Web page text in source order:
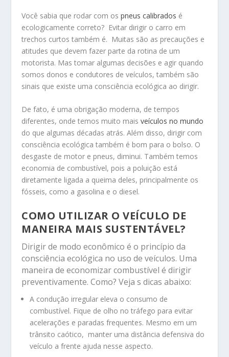
Você sabia que rodar com os pneus calibrados é
ecologicamente correto? Evitar dirigir o carro em
trechos curtos também é. Muitas são as precauções e
atitudes que devem fazer parte da rotina de um
motorista. Mas tomar algumas decisões e agir quando
somos donos e condutores de veículos, também são
sinais que existe uma consciência ecológica ao dirigir.
De fato, é uma obrigação moderna, de tempos
diferentes, onde temos muito maisveículos no mundo
do que algumas décadas atrás. Além disso, dirigir com
consciência ecológica também é bom para o bolso. O
desgaste de motor e pneus, diminui. Também temos
economia de combustível, pois a poluição está
diretamente ligada a queima deles, principalmente os
fósseis, como a gasolina e o diesel.
COMO UTILIZAR O VEÍCULO DE
MANEIRA MAIS SUSTENTÁVEL?
Dirigir de modo econômico é o princípio da
consciência ecológica no uso de veículos. Uma
maneira de economizar combustível é dirigir
preventivamente. Como? Veja s dicas abaixo:
A condução irregular eleva o consumo de
combustível. Fique de olho no tráfego para evitar
acelerações e paradas frequentes. Mesmo em um
trânsito caótico, manter uma distância defensiva do
veículo a frente ajuda nesse aspecto.